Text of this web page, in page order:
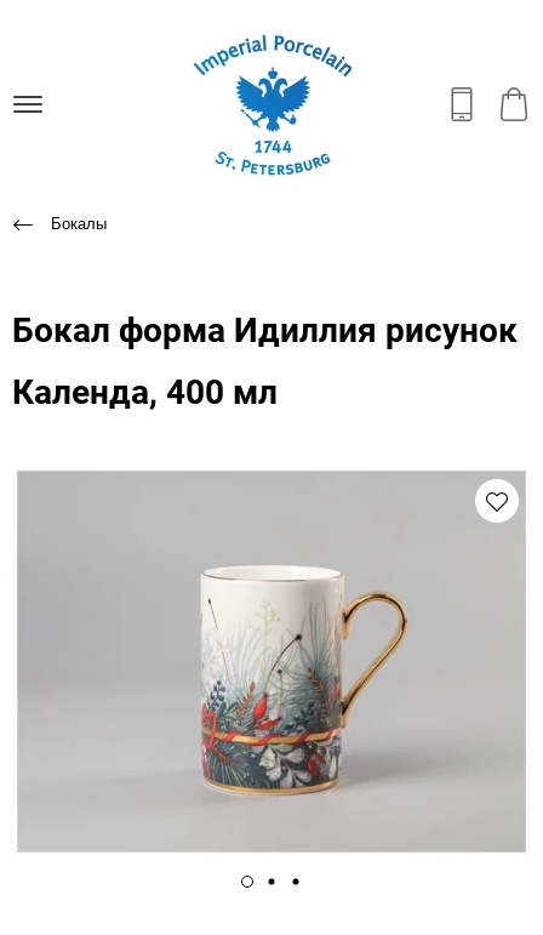
Бокалы
Бокал форма Идиллия рисунок
Календа, 400 мл